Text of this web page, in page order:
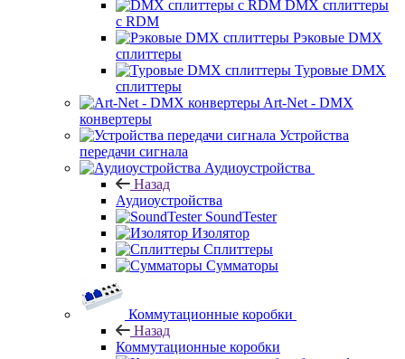
DMX сплиттеры
с RDM
Рэковые DMX
сплиттеры
Туровые DMX
сплиттеры
Art-Net - DMX
конвертеры
Устройства
передачи сигнала
Аудиоустройства
Назад
Аудиоустройства
SoundTester
Изолятор
Сплиттеры
Сумматоры
Коммутационные коробки
Назад
Коммутационные коробки